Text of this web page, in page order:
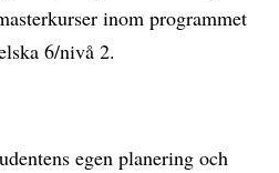
inom programmet
6/nivå 2.
egen planering och